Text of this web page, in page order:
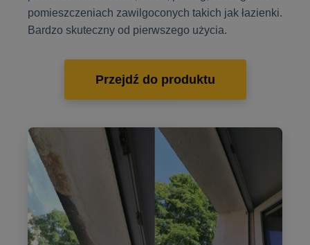
pomieszczeniach zawilgoconych takich jak łazienki.
Bardzo skuteczny od pierwszego użycia.
Przejdź do produktu